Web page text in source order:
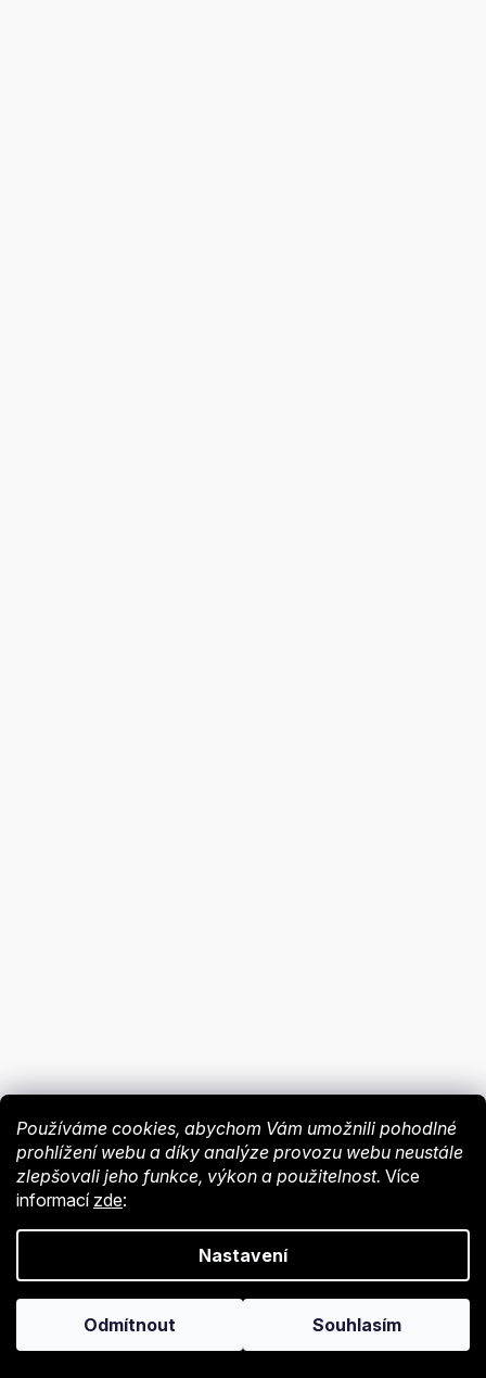
Používáme cookies, abychom Vám umožnili pohodlné
prohlížení webu a díky analýze provozu webu neustále
zlepšovali jeho funkce, výkon a použitelnost. Více
informací zde:
Nastavení
Odmítnout Souhlasím